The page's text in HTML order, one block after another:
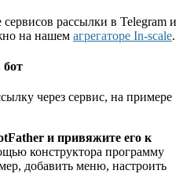
рассылки в Telegram и
на нашем агрегаторе In-scale.
бот
через сервис, на примере
и привяжите его к
конструктора программу
добавить меню, настроить